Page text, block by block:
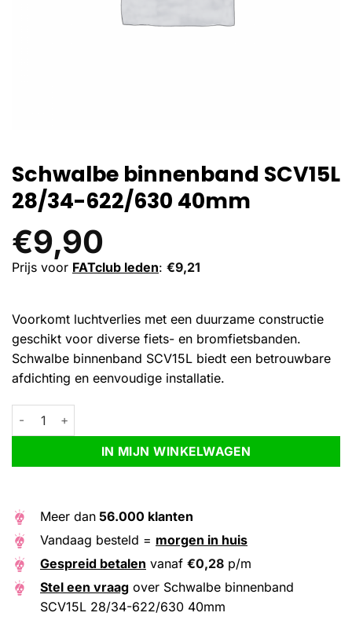
Schwalbe binnenband SCV15L
28/34-622/630 40mm
€9,90
Prijs voor FATclub leden: €9,21
Voorkomt luchtverlies met een duurzame constructie
geschikt voor diverse fiets- en bromfietsbanden.
Schwalbe binnenband SCV15L biedt een betrouwbare
afdichting en eenvoudige installatie.
Schwalbe binnenband SCV15L 28/34-622/630 40mm aantal
IN MIJN WINKELWAGEN
Alternative:
Meer dan 56.000 klanten
Vandaag besteld = morgen in huis
Gespreid betalen vanaf €0,28 p/m
Stel een vraag over Schwalbe binnenband
SCV15L 28/34-622/630 40mm